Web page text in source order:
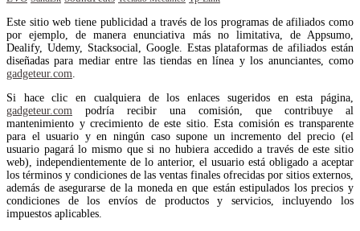
Este sitio web tiene publicidad a través de los programas de afiliados como
por ejemplo, de manera enunciativa más no limitativa, de Appsumo,
Dealify, Udemy, Stacksocial, Google. Estas plataformas de afiliados están
diseñadas para mediar entre las tiendas en línea y los anunciantes, como
gadgeteur.com.
Si hace clic en cualquiera de los enlaces sugeridos en esta página,
gadgeteur.com podría recibir una comisión, que contribuye al
mantenimiento y crecimiento de este sitio. Esta comisión es transparente
para el usuario y en ningún caso supone un incremento del precio (el
usuario pagará lo mismo que si no hubiera accedido a través de este sitio
web), independientemente de lo anterior, el usuario está obligado a aceptar
los términos y condiciones de las ventas finales ofrecidas por sitios externos,
además de asegurarse de la moneda en que están estipulados los precios y
condiciones de los envíos de productos y servicios, incluyendo los
impuestos aplicables.